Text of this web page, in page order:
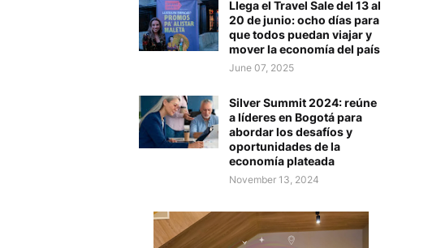
Llega el Travel Sale del 13 al
20 de junio: ocho días para
que todos puedan viajar y
mover la economía del país
June 07, 2025
Silver Summit 2024: reúne
a líderes en Bogotá para
abordar los desafíos y
oportunidades de la
economía plateada
November 13, 2024